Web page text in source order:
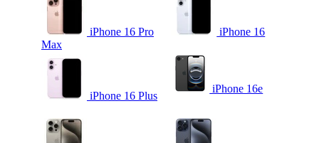
iPhone 16 Pro
Max
iPhone 16
iPhone 16 Plus
iPhone 16e